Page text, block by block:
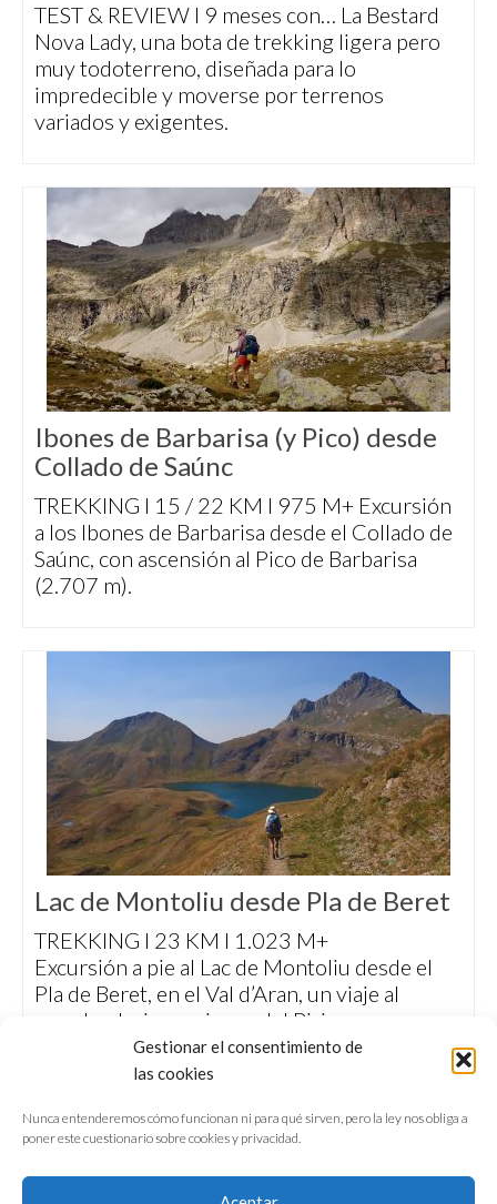
Gestionar el consentimiento de
las cookies
Nunca entenderemos cómo funcionan ni para qué sirven, pero la ley nos obliga a
poner este cuestionario sobre cookies y privacidad.
TEST & REVIEW I 9 meses con… La Bestard
Nova Lady, una bota de trekking ligera pero
muy todoterreno, diseñada para lo
impredecible y moverse por terrenos
variados y exigentes.
Ibones de Barbarisa (y Pico) desde
Collado de Saúnc
TREKKING I 15 / 22 KM I 975 M+ Excursión
a los Ibones de Barbarisa desde el Collado de
Saúnc, con ascensión al Pico de Barbarisa
(2.707 m).
Lac de Montoliu desde Pla de Beret
TREKKING I 23 KM I 1.023 M+
Excursión a pie al Lac de Montoliu desde el
Pla de Beret, en el Val d’Aran, un viaje al
pasado glaciar y minero del Pirineo.